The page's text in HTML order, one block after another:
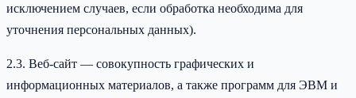
исключением случаев, если обработка необходима для
уточнения персональных данных).
2.3. Веб-сайт — совокупность графических и
информационных материалов, а также программ для ЭВМ и